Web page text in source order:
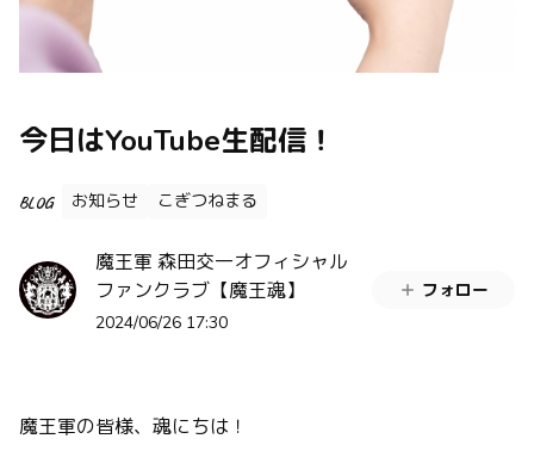
今日はYouTube生配信！
BLOG お知らせ こぎつねまる
魔王軍 森田交一オフィシャル
ファンクラブ【魔王魂】
2024/06/26 17:30
フォロー
魔王軍の皆様、魂にちは！